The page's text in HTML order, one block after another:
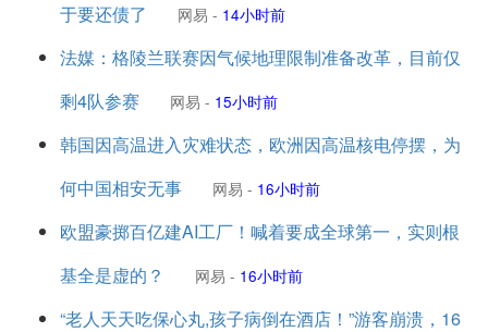
于要还债了
网易 - 14小时前
法媒：格陵兰联赛因气候地理限制准备改革，目前仅
剩4队参赛
网易 - 15小时前
韩国因高温进入灾难状态，欧洲因高温核电停摆，为
何中国相安无事
网易 - 16小时前
欧盟豪掷百亿建AI工厂！喊着要成全球第一，实则根
基全是虚的？
网易 - 16小时前
“老人天天吃保心丸,孩子病倒在酒店！”游客崩溃，16